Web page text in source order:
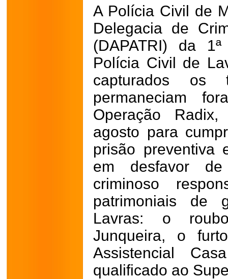
A Polícia Civil de
Delegacia de
(DAPATRI) da
Polícia Civil de
capturados os
permaneciam
Operação
agosto para
prisão preventiva
em desfavor
criminoso
patrimoniais de
Lavras: o
Junqueira, o
Assistencial
qualificado ao